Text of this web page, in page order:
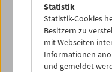
PROGRAMM
Statistik
Statistik-Cookies
Besitzern zu
mit Webseiten
Informationen
und gemeldet